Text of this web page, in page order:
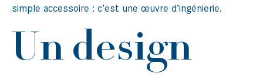
simple accessoire : c’est une œuvre d’ingénierie.
Un design